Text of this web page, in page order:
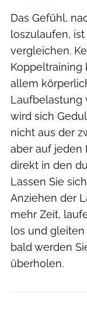
Das Gefühl,
loszulaufen,
vergleichen.
Koppeltraining
allem
Laufbelastung
wird sich
nicht aus der
aber auf jeden
direkt in den
Lassen Sie
Anziehen der
mehr Zeit,
los und gleiten
bald werden
überholen.